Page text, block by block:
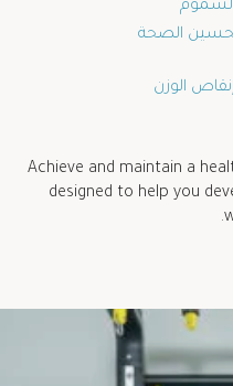
الصحة
الوزن
Achieve and maintain a
designed to help you